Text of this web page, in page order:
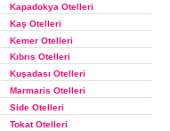
Kapadokya Otelleri
Kaş Otelleri
Kemer Otelleri
Kıbrıs Otelleri
Kuşadası Otelleri
Marmaris Otelleri
Side Otelleri
Tokat Otelleri